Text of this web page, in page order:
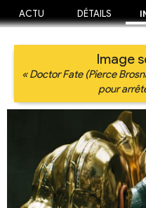
ACTU DÉTAILS
Image
« Doctor Fate (Pierce
pour